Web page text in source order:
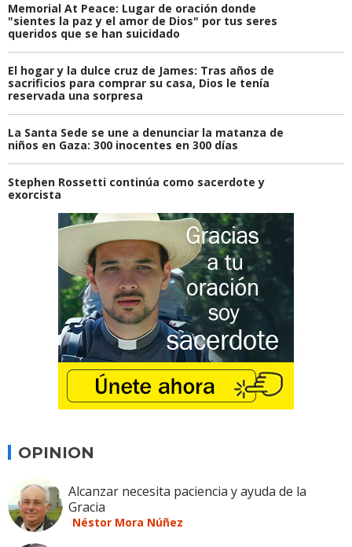
Memorial At Peace: Lugar de oración donde
"sientes la paz y el amor de Dios" por tus seres
queridos que se han suicidado
El hogar y la dulce cruz de James: Tras años de
sacrificios para comprar su casa, Dios le tenía
reservada una sorpresa
La Santa Sede se une a denunciar la matanza de
niños en Gaza: 300 inocentes en 300 días
Stephen Rossetti continúa como sacerdote y
exorcista
OPINION
Alcanzar necesita paciencia y ayuda de la
Gracia
Néstor Mora Núñez